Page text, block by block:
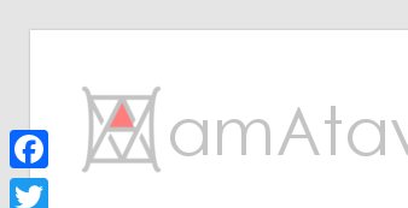
ン
ツ
Facebook